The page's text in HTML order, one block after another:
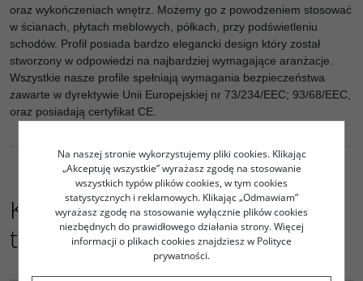
oraz wykończeniach wnętrz. Możemy go z powodzeniem stosować
w ścianach, płytach meblowych, półkach, przy podświetleniu
schodów. Profil posiada bardzo elegancki design który został
stworzony w odpowiedzi na najbardziej wymagające aranżacje.
Wszystkie nasze profile spełniają wymagania bezpieczeństwa
zawarte w dyrektywie Unii Europejskiej nr 73/234/EEC; 93/68/EEC,
oraz posiadają certyfikat CE.
Kupujący ten produkt kupili
także:
Na naszej stronie wykorzystujemy pliki cookies. Klikając
„Akceptuję wszystkie” wyrażasz zgodę na stosowanie
wszystkich typów plików cookies, w tym cookies
statystycznych i reklamowych. Klikając „Odmawiam”
wyrażasz zgodę na stosowanie wyłącznie plików cookies
niezbędnych do prawidłowego działania strony. Więcej
informacji o plikach cookies znajdziesz w Polityce
prywatności.